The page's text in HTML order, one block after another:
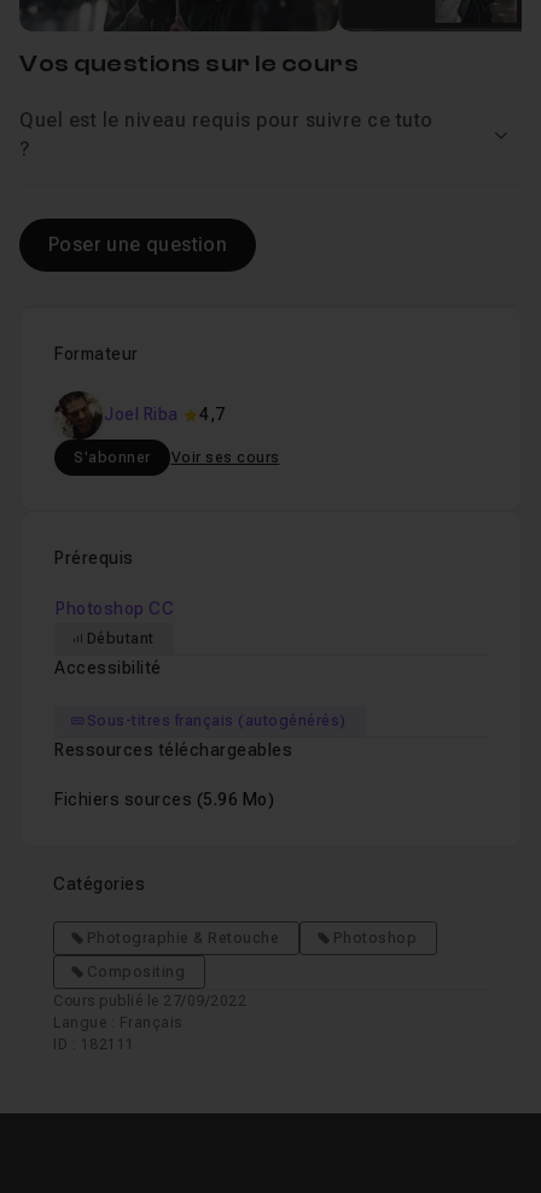
Leçon 4 L'outil déformation 07m56
Leçon 5
Formateur
Joel Riba 4,7
S'abonner Voir ses cours
Prérequis
Photoshop CC
Débutant
Accessibilité
Sous-titres français (autogénérés)
Ressources téléchargeables
Fichiers sources (5.96 Mo)
Catégories
Photographie & Retouche
Photoshop
Compositing
Cours publié le 27/09/2022
Langue : Français
ID : 182111
Vos questions sur le cours
Quel est le niveau requis pour suivre ce tuto
?
Poser une question